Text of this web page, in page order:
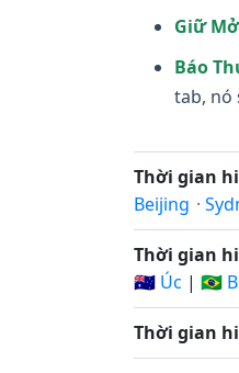
Giữ
Báo
tab, nó
Thời gian
Beijing ·
Thời gian
🇦🇺 Úc | 🇧🇷
Thời gian